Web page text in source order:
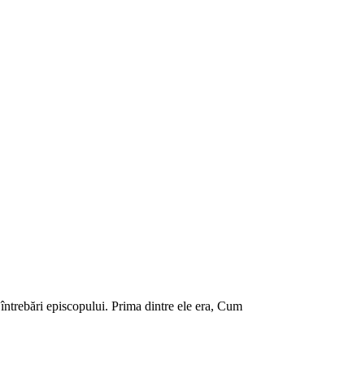
episcopului. Prima dintre ele era, Cum